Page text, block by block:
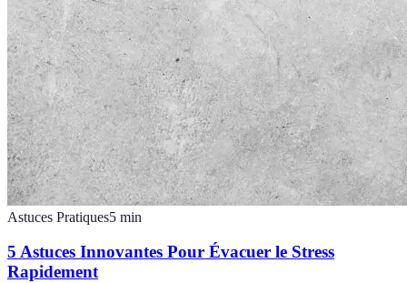
Astuces Pratiques5 min
5 Astuces Innovantes Pour Évacuer le Stress
Rapidement